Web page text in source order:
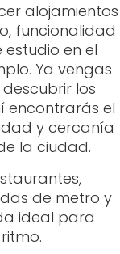
alojamientos
funcionalidad
en el
Ya vengas
los
encontrarás el
y cercanía
la ciudad.
de metro y
ideal para